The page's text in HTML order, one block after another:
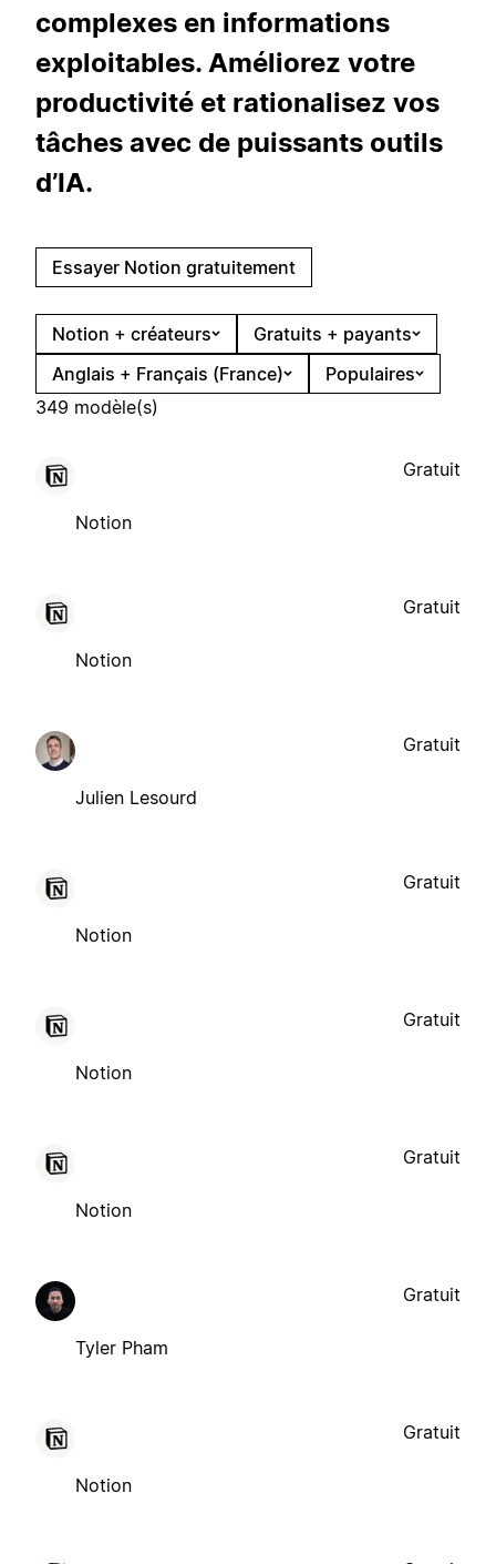
complexes en informations
exploitables. Améliorez votre
productivité et rationalisez vos
tâches avec de puissants outils
d’IA.
Essayer Notion gratuitement
Notion + créateurs
Gratuits + payants
Anglais + Français (France)
Populaires
349 modèle(s)
Notion
Gratuit
Notion
Gratuit
Julien Lesourd
Gratuit
Notion
Gratuit
Notion
Gratuit
Notion
Gratuit
Tyler Pham
Gratuit
Notion
Gratuit